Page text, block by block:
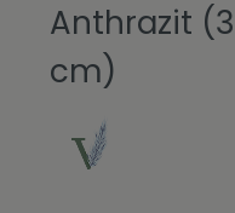
Anthrazit
cm)